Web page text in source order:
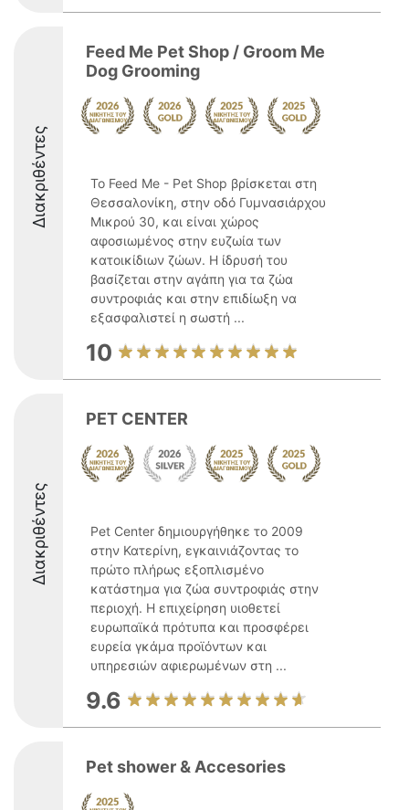
Διακριθέντες
Feed Me Pet Shop / Groom Me
Dog Grooming
Το Feed Me - Pet Shop βρίσκεται στη
Θεσσαλονίκη, στην οδό Γυμνασιάρχου
Μικρού 30, και είναι χώρος
αφοσιωμένος στην ευζωία των
κατοικίδιων ζώων. Η ίδρυσή του
βασίζεται στην αγάπη για τα ζώα
συντροφιάς και στην επιδίωξη να
εξασφαλιστεί η σωστή ...
10
Διακριθέντες
PET CENTER
Pet Center δημιουργήθηκε το 2009
στην Κατερίνη, εγκαινιάζοντας το
πρώτο πλήρως εξοπλισμένο
κατάστημα για ζώα συντροφιάς στην
περιοχή. Η επιχείρηση υιοθετεί
ευρωπαϊκά πρότυπα και προσφέρει
ευρεία γκάμα προϊόντων και
υπηρεσιών αφιερωμένων στη ...
9.6
Pet shower & Accesories